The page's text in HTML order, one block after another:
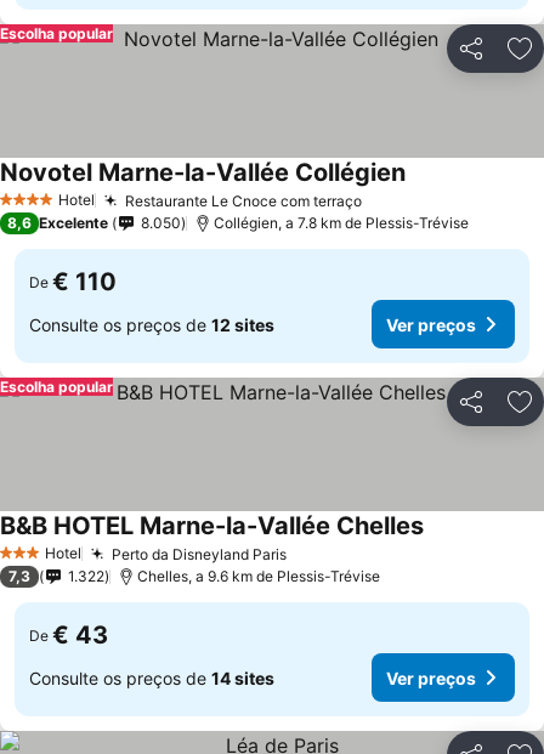
Partilhar
Escolha popular
4 EstrelasHotel Restaurante Le Cnoce com terraço
Novotel Marne-la-Vallée Collégien
8,6 Excelente 8.050 Collégien, a 7.8 km de Plessis-Trévise
De € 110
Consulte os preços de 12 sites Ver preços
Partilhar
Escolha popular
3 EstrelasHotel Perto da Disneyland Paris
B&B HOTEL Marne-la-Vallée Chelles
7,3 1.322 Chelles, a 9.6 km de Plessis-Trévise
De € 43
Consulte os preços de 14 sites Ver preços